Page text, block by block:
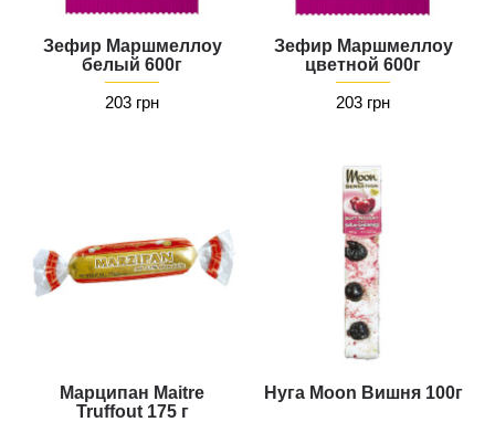
Зефир Маршмеллоу
белый 600г
203 грн
Зефир Маршмеллоу
цветной 600г
203 грн
Марципан Maitre
Truffout 175 г
Нуга Moon Вишня 100г